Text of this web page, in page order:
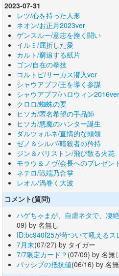
2023-07-31
レツ/心を持った人形
ネオン/お正月2023ver
ゲンスルー/意志を挫く闘い
イルミ/屈折した愛
カルト/窮追する紙片
ゴン/自在の拳技
コルトピ/サーカス潜入ver
シャウアプフ/王を導く参謀
シャウアプフ/ハロウィン2016ver
クロロ/蜘蛛の要
ヒソカ/匿名希望の手品師
ヒソカ/悪魔のハンター誕生
ダルツォルネ/直情的な頭領
ゼノ＆シルバ/暗殺者の矜持
ジン＆パリストン/飛び散る火花
モラウ＆ノヴ/会長へのプレゼン
ネテロ/戦端乃合掌
レオル/渦巻く大波
コメント(質問)
ハゲちゃまが、自虐ネタで、
09) by 名無し
ID:bc940f25が苛ついて吼えるス
7月末(07/27) by タイガー
7/7限定カード？ (07/09) by 名無
パッシブの抵抗値(06/16) by 名